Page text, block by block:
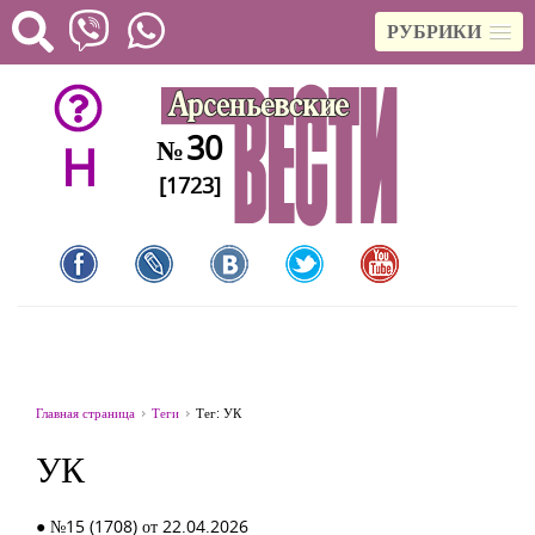
РУБРИКИ
H №30
[1723]
Главная страница Теги Тег: УК
УК
● №15 (1708) от 22.04.2026